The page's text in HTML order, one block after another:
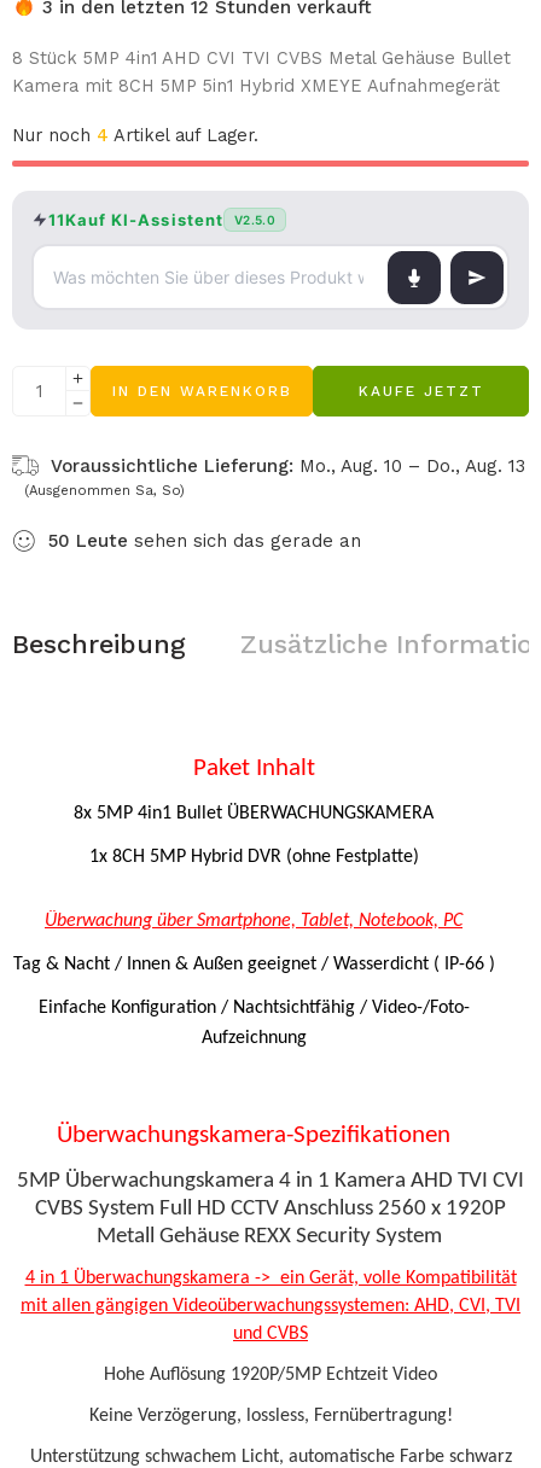
3 in den letzten 12 Stunden verkauft
8 Stück 5MP 4in1 AHD CVI TVI CVBS Metal Gehäuse Bullet
Kamera mit 8CH 5MP 5in1 Hybrid XMEYE Aufnahmegerät
Nur noch 4 Artikel auf Lager.
11Kauf KI-Assistent V2.5.0
IN DEN WARENKORB KAUFE JETZT
Voraussichtliche Lieferung: Mo., Aug. 10 – Do., Aug. 13
(Ausgenommen Sa, So)
50 Leute sehen sich das gerade an
Beschreibung Zusätzliche
Paket Inhalt
8x 5MP 4in1 Bullet ÜBERWACHUNGSKAMERA
1x 8CH 5MP Hybrid DVR (ohne Festplatte)
Überwachung über Smartphone, Tablet, Notebook, PC
Tag & Nacht / Innen & Außen geeignet / Wasserdicht ( IP-66 )
Einfache Konfiguration / Nachtsichtfähig / Video-/Foto-
Aufzeichnung
Überwachungskamera-Spezifikationen
5MP Überwachungskamera 4 in 1 Kamera AHD TVI CVI
CVBS System Full HD CCTV Anschluss 2560 x 1920P
Metall Gehäuse REXX Security System
4 in 1 Überwachungskamera -> ein Gerät, volle Kompatibilität
mit allen gängigen Videoüberwachungssystemen: AHD, CVI, TVI
und CVBS
Hohe Auflösung 1920P/5MP Echtzeit Video
Keine Verzögerung, lossless, Fernübertragung!
Unterstützung schwachem Licht, automatische Farbe schwarz